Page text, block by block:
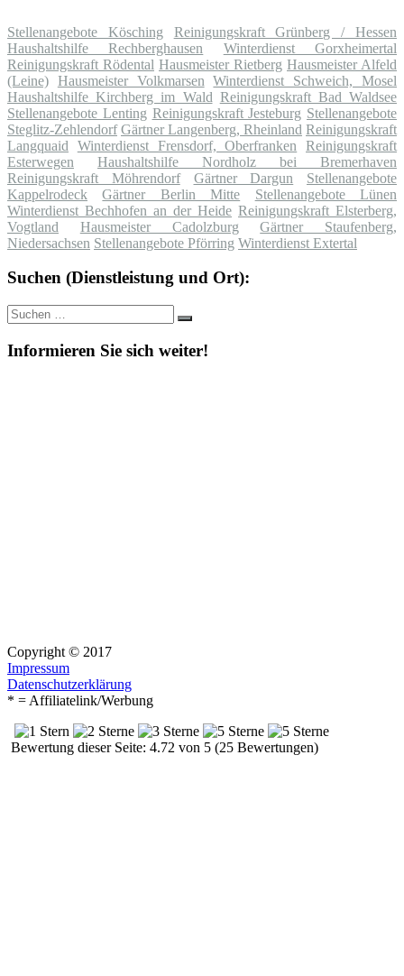
Stellenangebote Kösching
Reinigungskraft Grünberg / Hessen
Haushaltshilfe Rechberghausen
Winterdienst Gorxheimertal
Reinigungskraft Rödental Hausmeister Rietberg Hausmeister Alfeld
(Leine) Hausmeister Volkmarsen
Winterdienst Schweich, Mosel
Haushaltshilfe Kirchberg im Wald Reinigungskraft Bad Waldsee
Stellenangebote Lenting Reinigungskraft Jesteburg Stellenangebote
Steglitz-Zehlendorf Gärtner Langenberg, Rheinland Reinigungskraft
Langquaid
Winterdienst Frensdorf, Oberfranken
Reinigungskraft
Esterwegen
Haushaltshilfe Nordholz bei Bremerhaven
Reinigungskraft Möhrendorf
Gärtner Dargun
Stellenangebote
Kappelrodeck
Gärtner Berlin Mitte
Stellenangebote Lünen
Winterdienst Bechhofen an der Heide Reinigungskraft Elsterberg,
Vogtland
Hausmeister Cadolzburg
Gärtner Staufenberg,
Niedersachsen Stellenangebote Pförring Winterdienst Extertal
Suchen (Dienstleistung und Ort):
Suche
nach:
Suchen
Informieren Sie sich weiter!
Copyright © 2017
Impressum
Datenschutzerklärung
* = Affiliatelink/Werbung
Bewertung dieser Seite: 4.72 von 5 (25 Bewertungen)